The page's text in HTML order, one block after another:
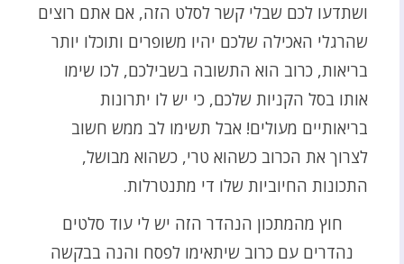
ושתדעו לכם שבלי קשר לסלט הזה, אם אתם רוצים
שהרגלי האכילה שלכם יהיו משופרים ותוכלו יותר
בריאות, כרוב הוא התשובה בשבילכם, לכו שימו
אותו בסל הקניות שלכם, כי יש לו יתרונות
בריאותיים מעולים! אבל תשימו לב ממש חשוב
לצרוך את הכרוב כשהוא טרי, כשהוא מבושל,
התכונות החיוביות שלו די מתנטרלות.
חוץ מהמתכון הנהדר הזה יש לי עוד סלטים
נהדרים עם כרוב שיתאימו לפסח והנה בבקשה